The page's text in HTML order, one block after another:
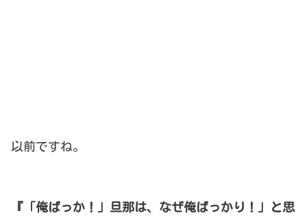
以前ですね。
『「俺ばっか！」旦那は、なぜ俺ばっかり！」と思